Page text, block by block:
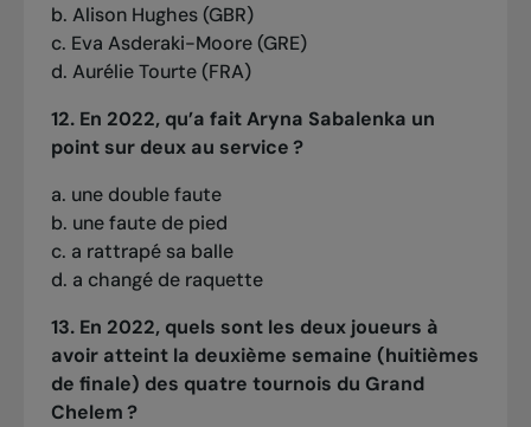
b. Alison Hughes (GBR)
c. Eva Asderaki-Moore (GRE)
d. Aurélie Tourte (FRA)
12. En 2022, qu’a fait Aryna Sabalenka un
point sur deux au service ?
a. une double faute
b. une faute de pied
c. a rattrapé sa balle
d. a changé de raquette
13. En 2022, quels sont les deux joueurs à
avoir atteint la deuxième semaine (huitièmes
de finale) des quatre tournois du Grand
Chelem ?